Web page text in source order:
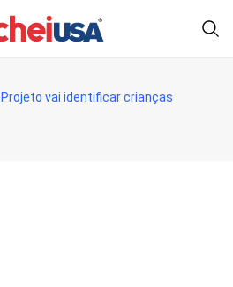
Projeto vai identificar crianças